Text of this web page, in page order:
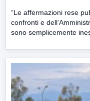
“Le affermazioni rese
confronti e
sono semplicemente